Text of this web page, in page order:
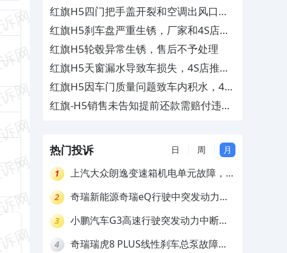
红旗H5四门把手盖开裂和空调出风口掉
漆，售后拒绝质保赔偿
红旗H5刹车盘严重生锈，厂家和4S店互
相推脱不解决
红旗H5轮毂异常生锈，售后不予处理
红旗H5天窗漏水导致车损失，4S店推卸
责任不予解决
红旗H5因车门质量问题致车内积水，4S
店拒绝给合理解决方案
红旗-H5销售未告知提前还款需赔付违约
热门投诉 日 周 月
1
上汽大众朗逸变速箱机电单元故障，厂
2
奇瑞新能源奇瑞eQ行驶中突发动力受
拒绝三电质保
3
小鹏汽车G3高速行驶突发动力中断，
4
奇瑞瑞虎8 PLUS线性刹车总泵故障，